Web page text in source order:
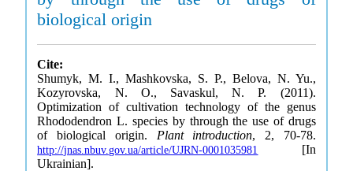
biological origin
Cite:
Shumyk, M. I., Mashkovska, S. P., Belova, N. Yu.,
Kozyrovska, N. O., Savaskul, N. P. (2011).
Optimization of cultivation technology of the genus
Rhododendron L. species by through the use of drugs
of biological origin. Plant introduction, 2, 70-78.
http://jnas.nbuv.gov.ua/article/UJRN-0001035981
[In
Ukrainian].